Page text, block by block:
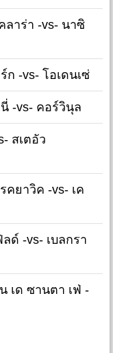
ลาร่า -vs- นาซิ
ก -vs- โอเดนเซ่
-vs- คอร์วินุล
สเตอัว
คยาวิค -vs- เค
ด์ -vs- เบลกรา
เด ซานตา เฟ่ -